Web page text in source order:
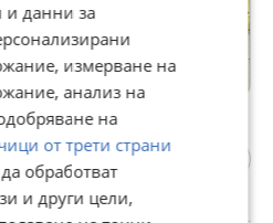
23 юли
и данни за
измерване на
анализ на
на
от трети страни
обработват
и други цели,